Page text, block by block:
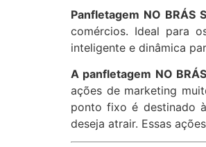
Panfletagem NO BRÁS
comércios. Ideal para
inteligente e dinâmica
A panfletagem NO
ações de marketing
ponto fixo é destinado
deseja atrair. Essas